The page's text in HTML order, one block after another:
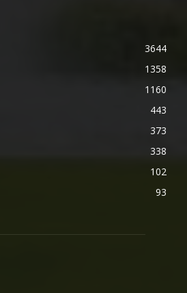
3644
1358
1160
443
373
338
102
93